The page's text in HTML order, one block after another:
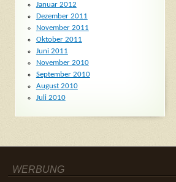
Januar 2012
Dezember 2011
November 2011
Oktober 2011
Juni 2011
November 2010
September 2010
August 2010
Juli 2010
WERBUNG